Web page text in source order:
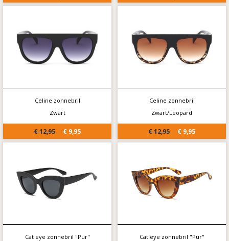
Celine zonnebril
Zwart
€ 12,95 € 9,95
Celine zonnebril
Zwart/Leopard
€ 12,95 € 9,95
Cat eye zonnebril "Pur"
Cat eye zonnebril "Pur"